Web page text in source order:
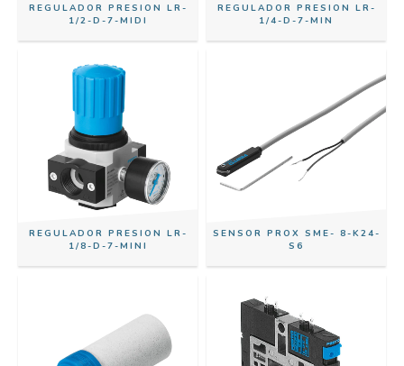
REGULADOR PRESION LR-
1/2-D-7-MIDI
REGULADOR PRESION LR-
1/4-D-7-MIN
REGULADOR PRESION LR-
1/8-D-7-MINI
SENSOR PROX SME- 8-K24-
S6